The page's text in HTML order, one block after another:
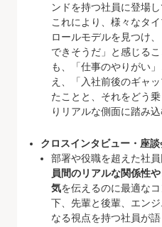
ンドを持つ社員に登場
これにより、様々なタ
ロールモデルを見つけ
できそうだ」と感じる
も、「仕事のやりがい
え、「入社前後のギャ
たことと、それをどう
りリアルな側面に踏み
クロスインタビュー・座談
部署や役職を超えた社
員間のリアルな関係性
気を伝えるのに最適な
下、先輩と後輩、エン
なる視点を持つ社員が